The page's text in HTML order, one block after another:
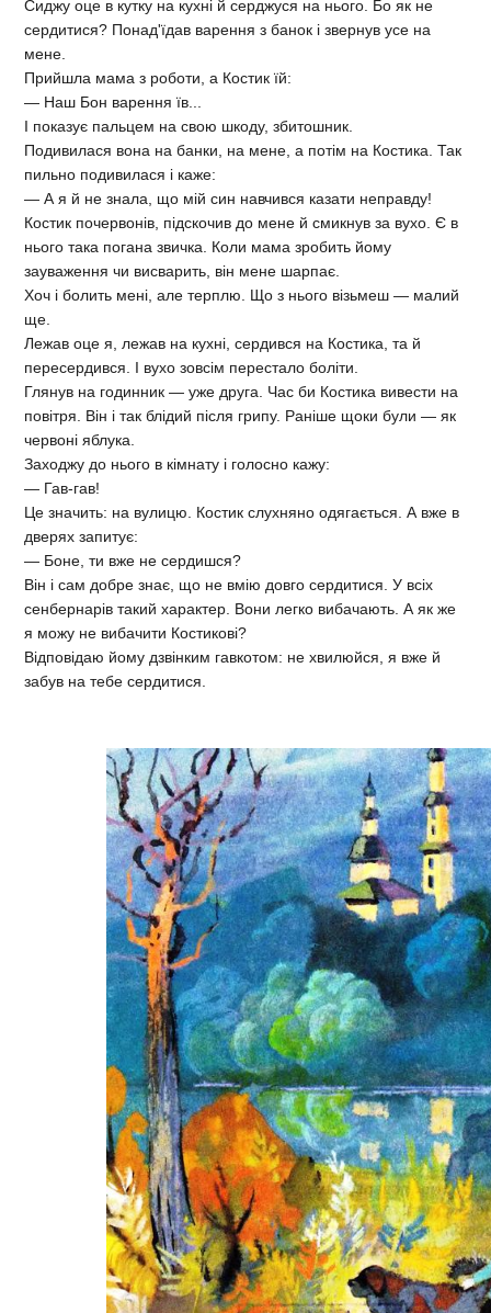
Сиджу оце в кутку на кухні й серджуся на нього. Бо як не
сердитися? Понад'їдав варення з банок і звернув усе на
мене.
Прийшла мама з роботи, а Костик їй:
— Наш Бон варення їв...
І показує пальцем на свою шкоду, збитошник.
Подивилася вона на банки, на мене, а потім на Костика. Так
пильно подивилася і каже:
— А я й не знала, що мій син навчився казати неправду!
Костик почервонів, підскочив до мене й смикнув за вухо. Є в
нього така погана звичка. Коли мама зробить йому
зауваження чи висварить, він мене шарпає.
Хоч і болить мені, але терплю. Що з нього візьмеш — малий
ще.
Лежав оце я, лежав на кухні, сердився на Костика, та й
пересердився. І вухо зовсім перестало боліти.
Глянув на годинник — уже друга. Час би Костика вивести на
повітря. Він і так блідий після грипу. Раніше щоки були — як
червоні яблука.
Заходжу до нього в кімнату і голосно кажу:
— Гав-гав!
Це значить: на вулицю. Костик слухняно одягається. А вже в
дверях запитує:
— Боне, ти вже не сердишся?
Він і сам добре знає, що не вмію довго сердитися. У всіх
сенбернарів такий характер. Вони легко вибачають. А як же
я можу не вибачити Костикові?
Відповідаю йому дзвінким гавкотом: не хвилюйся, я вже й
забув на тебе сердитися.